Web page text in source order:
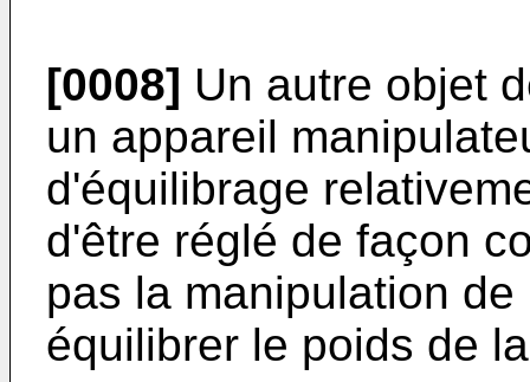
[0008] Un autre objet
un appareil
d'équilibrage
d'être réglé de façon
pas la manipulation
équilibrer le poids de